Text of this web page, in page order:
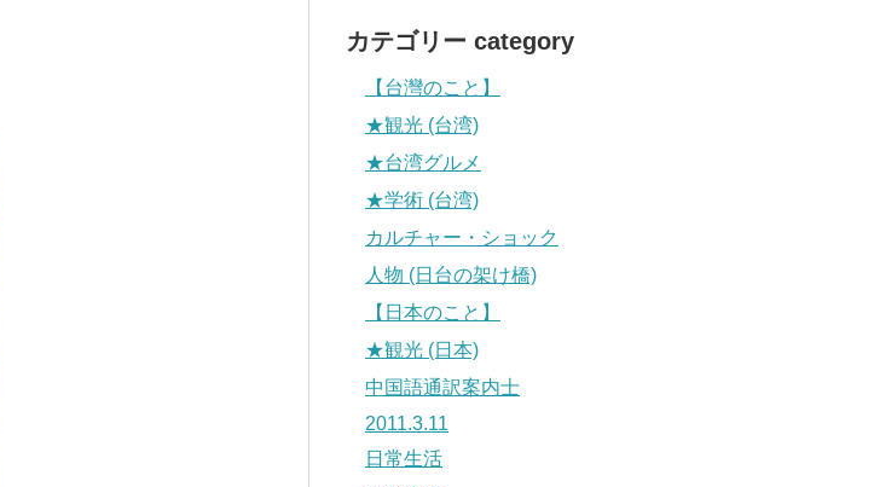
カテゴリー category
【台灣のこと】
★観光 (台湾)
★台湾グルメ
★学術 (台湾)
カルチャー・ショック
人物 (日台の架け橋)
【日本のこと】
★観光 (日本)
中国語通訳案内士
2011.3.11
日常生活